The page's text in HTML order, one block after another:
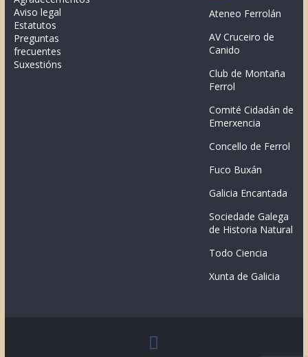
Aviso legal
Estatutos
Preguntas
frecuentes
Suxestións
Ateneo Ferrolán
AV Cruceiro de
Canido
Club de Montaña
Ferrol
Comité Cidadán de
Emerxencia
Concello de Ferrol
Fuco Buxán
Galicia Encantada
Sociedade Galega
de Historia Natural
Todo Ciencia
Xunta de Galicia